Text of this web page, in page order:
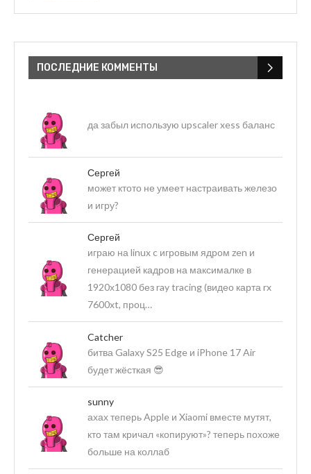
ПОСЛЕДНИЕ КОММЕНТЫ
да забыл использую upscaler xess баланс
Сергей
может ктото не умеет настраивать железо
и игру?
Сергей
играю на linux c игровым ядром zen и
генерацией кадров на максималке в
1920х1080 без ray tracing (видео карта rx
7600xt, проц…
Catcher
битва Galaxy S25 Edge и iPhone 17 Air
будет жёсткая 😎
sunny
ахах теперь Apple и Xiaomi вместе мутят,
кто там кричал «копируют»? теперь похоже
больше на коллаб